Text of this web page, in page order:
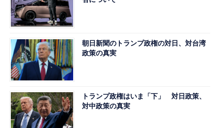
朝日新聞のトランプ政権の対日、対台湾
政策の真実
トランプ政権はいま「下」 対日政策、
対中政策の真実